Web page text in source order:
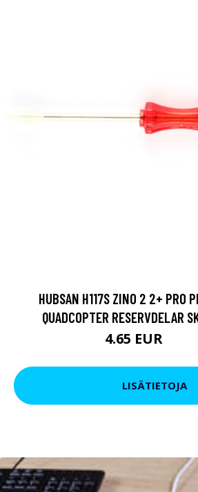
HUBSAN H117S ZINO 2 2+ PRO
QUADCOPTER RESERVDELAR
4.65 EUR
LISÄTIETOJA